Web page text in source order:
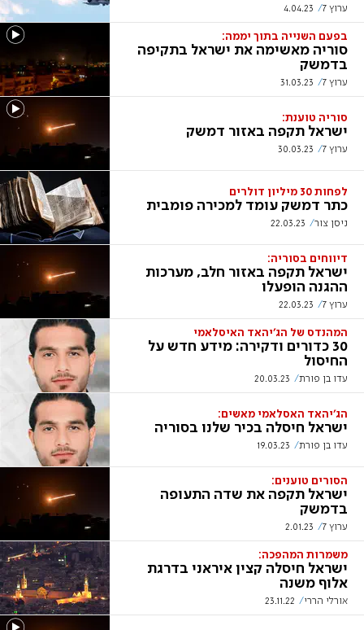
ערוץ 7 4.04.23
בפעם השנייה בתוך יממה:
סוריה מאשימה את ישראל בתקיפה
בדמשק
ערוץ 7 31.03.23
סוריה טוענת:
ישראל תקפה באזור דמשק
ערוץ 7 30.03.23
לפחות 30 מיליון דולרים
כתר דמשק עומד למכירה פומבית
ניסן צור 22.03.23
דיווחים בסוריה:
ישראל תקפה באזור חלב, מערכות
ההגנה הופעלו
ערוץ 7 22.03.23
המהנדס של הג'יהאד האיסלאמי
30 כדורים ודקירה: מידע חדש על
החיסול
עדו בן פורת 20.03.23
הג'יהאד האסלאמי מאשים:
ישראל חיסלה בכיר שלנו בסוריה
עדו בן פורת 19.03.23
הסורים טוענים:
ישראל תקפה את שדה התעופה
בדמשק
ערוץ 7 2.01.23
משמרות המהפכה:
ישראל חיסלה קצין איראני בדרגת
אלוף משנה
אורלי הררי 23.11.22